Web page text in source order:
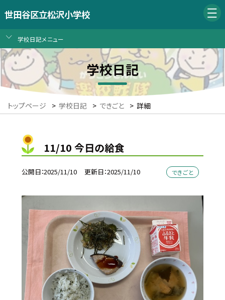
世田谷区立松沢小学校
学校日記メニュー
学校日記
トップページ > 学校日記 > できごと > 詳細
11/10 今日の給食
公開日 2025/11/10 更新日 2025/11/10 できごと